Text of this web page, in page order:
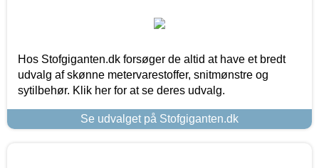
Hos Stofgiganten.dk forsøger de altid at have et bredt
udvalg af skønne metervarestoffer, snitmønstre og
sytilbehør. Klik her for at se deres udvalg.
Se udvalget på Stofgiganten.dk